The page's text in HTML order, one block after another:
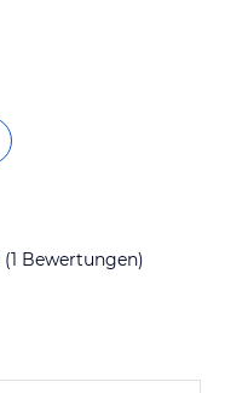
(1 Bewertungen)